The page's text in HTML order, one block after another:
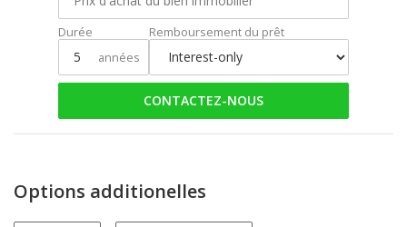
Durée
années
Remboursement du prêt
CONTACTEZ-NOUS
Options additionelles